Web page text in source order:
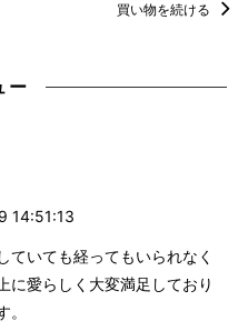
買い物を続ける
ー
14:51:13
ていても経ってもいられなく
に愛らしく大変満足しており